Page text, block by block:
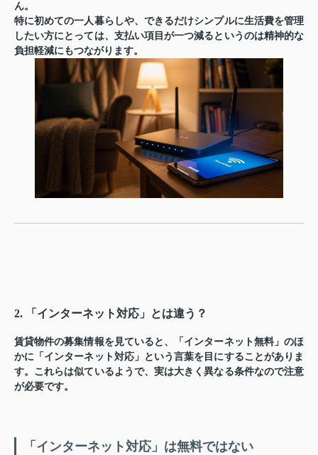
ん。
特に初めての一人暮らしや、できるだけシンプルに生活費を管理
したい方にとっては、支払い項目が一つ減るというのは精神的な
負担軽減にもつながります。
2. 「インターネット対応」とは違う？
賃貸物件の募集情報を見ていると、「インターネット無料」のほ
かに「インターネット対応」という言葉を目にすることがありま
す。これらは似ているようで、実は大きく異なる条件なので注意
が必要です。
「インターネット対応」は無料ではない